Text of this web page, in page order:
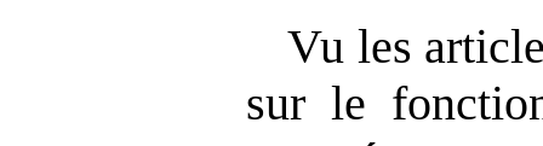
Vu les
sur le